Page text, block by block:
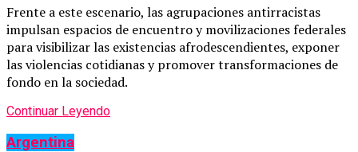
Frente a este escenario, las agrupaciones antirracistas
impulsan espacios de encuentro y movilizaciones federales
para visibilizar las existencias afrodescendientes, exponer
las violencias cotidianas y promover transformaciones de
fondo en la sociedad.
Continuar Leyendo
Argentina